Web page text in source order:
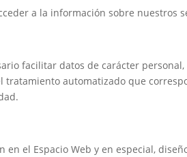
a la información sobre nuestros
facilitar datos de carácter
tratamiento automatizado que
el Espacio Web y en especial,